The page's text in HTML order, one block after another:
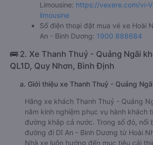
Limousine: https://vexere.com/vi-
limousine
Số điện thoại đặt mua vé xe Hoài
An - Bình Dương: 1900 888684
🚌 2. Xe Thanh Thuỷ - Quảng Ngãi
QL1D, Quy Nhơn, Bình Định
a. Giới thiệu xe Thanh Thuỷ - Quảng
Hãng xe khách Thanh Thuỷ - Quảng
năm kinh nghiệm phục vụ hành khách
đường khắp cả nước. Trong số đó, nổi
đường đi Dĩ An - Bình Dương từ Hoài
Nhà xe luôn hướng đến mục tiêu cải